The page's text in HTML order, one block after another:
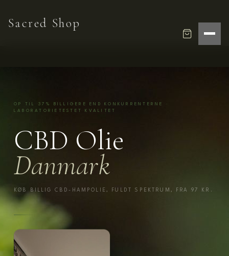
indhold
Sacred Shop
OP TIL 37% BILLIGERE END KONKURRENTERNE ·
LABORATORIETESTET KVALITET
CBD Olie
Danmark
KØB BILLIG CBD-HAMPOLIE, FULDT SPEKTRUM, FRA 97 KR.